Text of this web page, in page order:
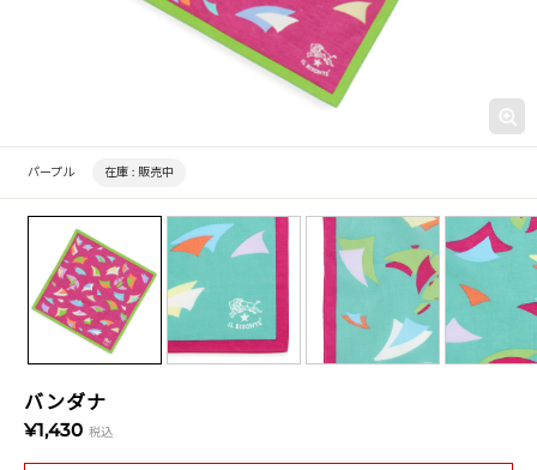
バンダナ
¥1,430 税込
パープル 在庫 : 販売中